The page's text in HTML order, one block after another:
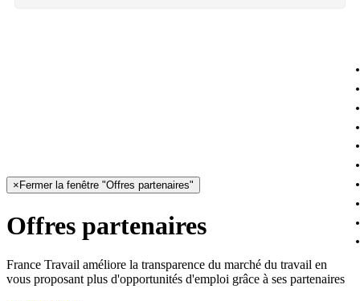
× Fermer la fenêtre "Offres partenaires"
Offres partenaires
France Travail améliore la transparence du marché du travail en
vous proposant plus d'opportunités d'emploi grâce à ses partenaires